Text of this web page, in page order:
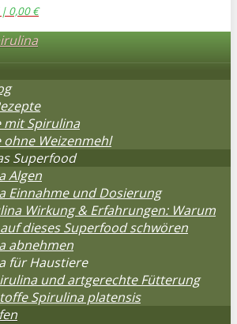
| 0,00 €
mit Spirulina
ohne Weizenmehl
Superfood
Algen
Einnahme und Dosierung
Wirkung & Erfahrungen: Warum
dieses Superfood schwören
abnehmen
für Haustiere
und artgerechte Fütterung
Spirulina platensis